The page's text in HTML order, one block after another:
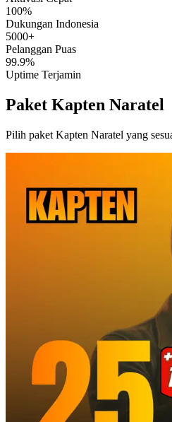
100%
Dukungan Indonesia
5000+
Pelanggan Puas
99.9%
Uptime Terjamin
Paket Kapten Naratel
Pilih paket Kapten Naratel yang
Berlangganan
+ Instalasi
235.000
Berlangganan + Instalasi
Beli Sekarang
Paket 25 Mbps